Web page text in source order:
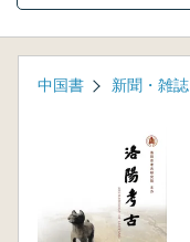
中国書 新聞・雑誌